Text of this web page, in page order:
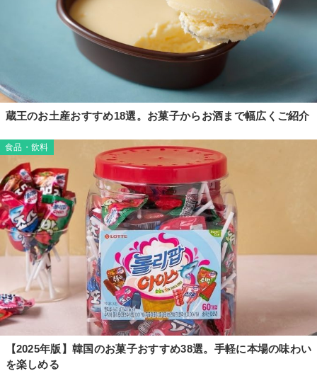
蔵王のお土産おすすめ18選。お菓子からお酒まで幅広くご紹介
食品・飲料
【2025年版】韓国のお菓子おすすめ38選。手軽に本場の味わい
を楽しめる